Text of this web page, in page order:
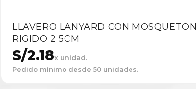
LLAVERO LANYARD CON MOSQUETON
RIGIDO 2 5CM
S/2.18x unidad.
Pedido mínimo desde 50 unidades.